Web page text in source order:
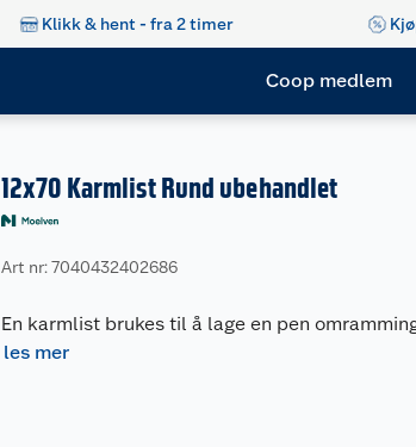
Klikk & hent - fra 2 timer
Coop medlem
12x70 Karmlist Rund ubehandlet
Art nr: 7040432402686
En karmlist brukes til å lage en pen
les mer